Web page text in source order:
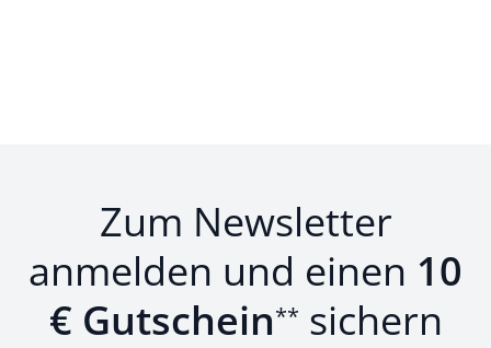
Zum Newsletter
anmelden und einen 10
€ Gutschein** sichern